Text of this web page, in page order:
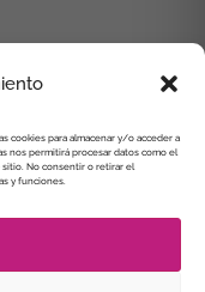
cookies para almacenar y/o acceder a
nos permitirá procesar datos como el
No consentir o retirar el
y funciones.